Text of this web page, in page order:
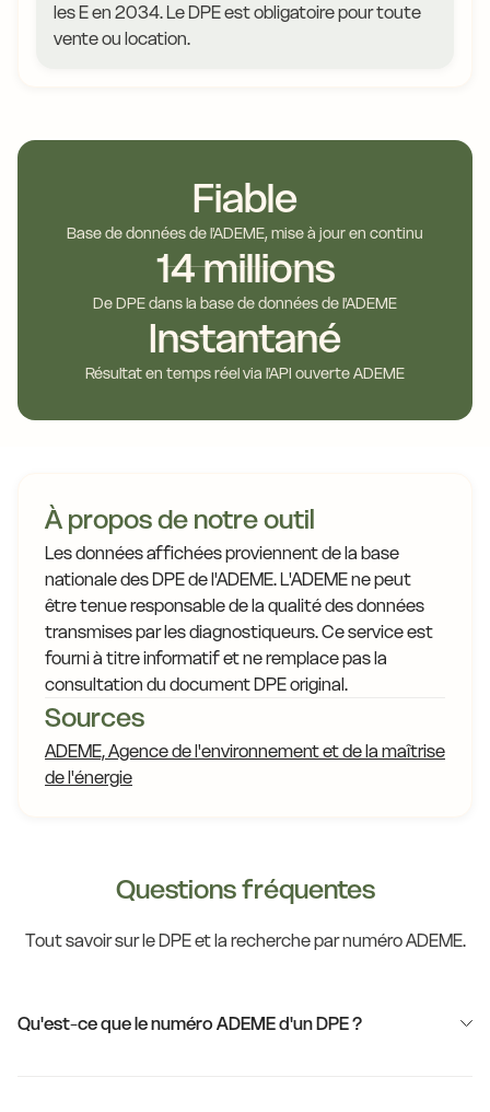
les E en 2034. Le DPE est obligatoire pour toute
vente ou location.
Fiable
Base de données de l'ADEME, mise à jour en continu
14 millions
De DPE dans la base de données de l'ADEME
Instantané
Résultat en temps réel via l'API ouverte ADEME
À propos de notre outil
Les données affichées proviennent de la base
nationale des DPE de l'ADEME. L'ADEME ne peut
être tenue responsable de la qualité des données
transmises par les diagnostiqueurs. Ce service est
fourni à titre informatif et ne remplace pas la
consultation du document DPE original.
Sources
ADEME, Agence de l'environnement et de la maîtrise
de l'énergie
Questions fréquentes
Tout savoir sur le DPE et la recherche par numéro ADEME.
Qu'est-ce que le numéro ADEME d'un DPE ?